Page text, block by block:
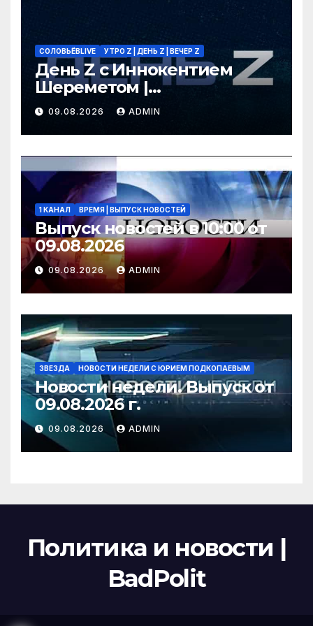
СОЛОВЬЁВLIVE УТРО Z | ДЕНЬ Z | ВЕЧЕР Z
День Z с Иннокентием
Шереметом |
СОЛОВЬЁВLIVE | 9 августа
2026 года
09.08.2026 ADMIN
1 КАНАЛ ВРЕМЯ | ВЫПУСК НОВОСТЕЙ
Выпуск новостей в 10:00 от
09.08.2026
09.08.2026 ADMIN
ЗВЕЗДА НОВОСТИ НЕДЕЛИ С ЮРИЕМ ПОДКОПАЕВЫМ
Новости недели. Выпуск от
09.08.2026 г.
09.08.2026 ADMIN
Политика и новости |
BadPolit